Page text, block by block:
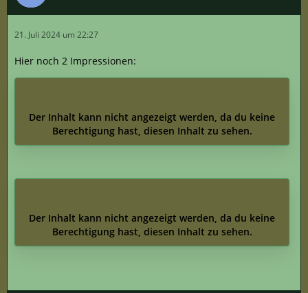
21. Juli 2024 um 22:27
Hier noch 2 Impressionen:
Der Inhalt kann nicht angezeigt werden, da du keine
Berechtigung hast, diesen Inhalt zu sehen.
Der Inhalt kann nicht angezeigt werden, da du keine
Berechtigung hast, diesen Inhalt zu sehen.